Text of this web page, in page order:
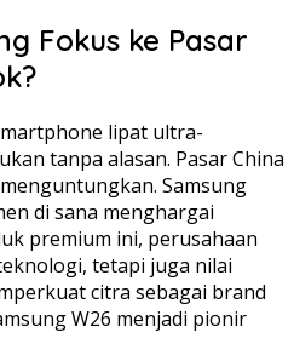
Fokus ke Pasar
lipat ultra-
tanpa alasan. Pasar China
Samsung
di sana menghargai
premium ini, perusahaan
tetapi juga nilai
citra sebagai brand
W26 menjadi pionir